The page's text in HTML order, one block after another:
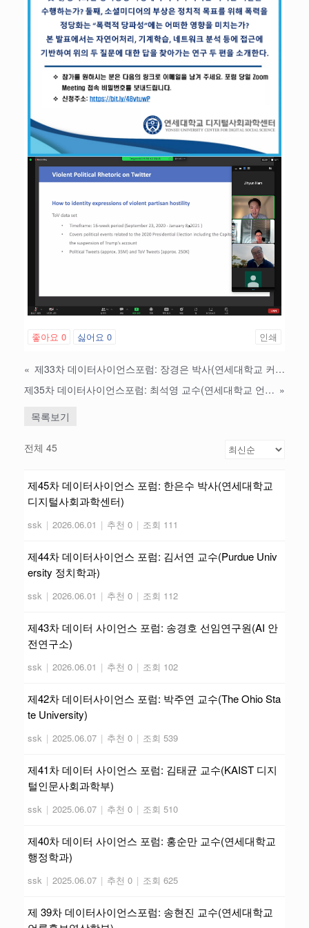
좋아요 0 싫어요 0 인쇄
«
제33차 데이터사이언스포럼: 장경은 박사(연세대학교 커뮤니케이션연구소 전문연구원)
제35차 데이터사이언스포럼: 최석영 교수(연세대학교 언론홍보영상학부) »
목록보기
전체 45
제45차 데이터사이언스 포럼: 한은수 박사(연세대학교
디지털사회과학센터)
ssk | 2026.06.01 | 추천 0 | 조회 111
제44차 데이터사이언스 포럼: 김서연 교수(Purdue Univ
ersity 정치학과)
ssk | 2026.06.01 | 추천 0 | 조회 112
제43차 데이터 사이언스 포럼: 송경호 선임연구원(AI 안
전연구소)
ssk | 2026.06.01 | 추천 0 | 조회 102
제42차 데이터사이언스 포럼: 박주연 교수(The Ohio Sta
te University)
ssk | 2025.06.07 | 추천 0 | 조회 539
제41차 데이터 사이언스 포럼: 김태균 교수(KAIST 디지
털인문사회과학부)
ssk | 2025.06.07 | 추천 0 | 조회 510
제40차 데이터 사이언스 포럼: 홍순만 교수(연세대학교
행정학과)
ssk | 2025.06.07 | 추천 0 | 조회 625
제 39차 데이터사이언스포럼: 송현진 교수(연세대학교